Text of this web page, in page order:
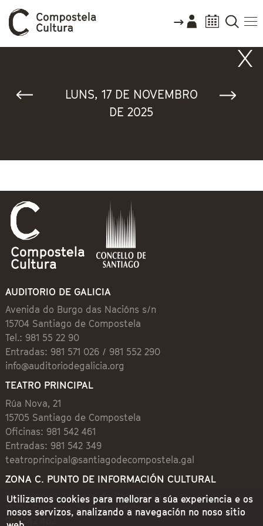
LUNS, 17 DE NOVEMBRO
DE 2025
AUDITORIO DE GALICIA
Avenida do Burgo das Nacións s/n
15704 Santiago de Compostela
Tel.: 981 55 22 90
Entradas: 981 571 026 / 981 552 290
info@auditoriodegalicia.org
TEATRO PRINCIPAL
Rúa Nova, 21
15705 Santiago de Compostela
Oficinas: 981 542 461
Entradas: 981 542 349
teatroprincipal@santiagodecompostela.gal
ZONA C. PUNTO DE INFORMACIÓN CULTURAL
Preguntoiro, 1 (Praza de Cervantes)
15704 Santiago de Compostela
981 542 462
Utilizamos cookies para mellorar a súa experiencia e os
nosos servizos, analizando a navegación no noso sitio